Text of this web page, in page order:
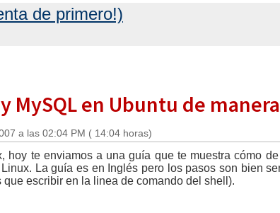
de primero!)
MySQL en Ubuntu de
a las 02:04 PM ( 14:04 horas)
hoy te enviamos a una guía que te muestra cómo
La guía es en Inglés pero los pasos son bien
escribir en la linea de comando del shell).